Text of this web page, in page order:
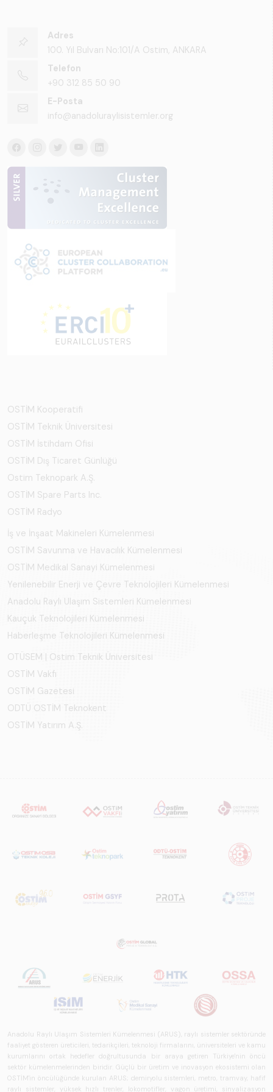
Adres
100. Yıl Bulvarı No:101/A Ostim, ANKARA
Telefon
+90 312 85 50 90
E-Posta
info@anadoluraylisistemler.org
OSTİM Kooperatifi
OSTİM Teknik Üniversitesi
OSTİM İstihdam Ofisi
OSTİM Dış Ticaret Günlüğü
Ostim Teknopark A.Ş.
OSTİM Spare Parts Inc.
OSTİM Radyo
İş ve İnşaat Makineleri Kümelenmesi
OSTİM Savunma ve Havacılık Kümelenmesi
OSTİM Medikal Sanayi Kümelenmesi
Yenilenebilir Enerji ve Çevre Teknolojileri Kümelenmesi
Anadolu Raylı Ulaşım Sistemleri Kümelenmesi
Kauçuk Teknolojileri Kümelenmesi
Haberleşme Teknolojileri Kümelenmesi
OTÜSEM | Ostim Teknik Üniversitesi
OSTİM Vakfı
OSTİM Gazetesi
ODTÜ OSTİM Teknokent
OSTİM Yatırım A.Ş.
Anadolu Raylı Ulaşım Sistemleri Kümelenmesi (ARUS), raylı sistemler sektöründe
faaliyet gösteren üreticileri, tedarikçileri, teknoloji firmalarını, üniversiteleri ve kamu
kurumlarını ortak hedefler doğrultusunda bir araya getiren Türkiye'nin öncü
sektör kümelenmelerinden biridir. Güçlü bir üretim ve inovasyon ekosistemi olan
OSTİM'in öncülüğünde kurulan ARUS; demiryolu sistemleri, metro, tramvay, hafif
raylı sistemler, yüksek hızlı trenler, lokomotifler, vagon üretimi, sinyalizasyon